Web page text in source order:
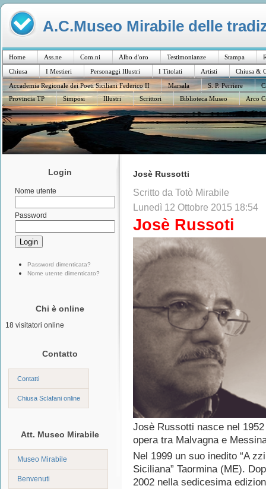
A.C.Museo Mirabile delle
Home Ass.ne Com.ni Albo d'oro Testimonianze Stampa
Chiusa
I Mestieri Personaggi Illustri I Titolati Artisti
Chiusa &
Accademia Regionale dei Poeti Siciliani Federico II
Marsala S. P. Perriere
Provincia TP
Simposi Illustri Scrittori Biblioteca Museo Arco
Login
Nome utente
Password
Password dimenticata?
Nome utente dimenticato?
Chi è online
18 visitatori online
Contatto
Contatti
Chiusa Sclafani online
Att. Museo Mirabile
Museo Mirabile
Benvenuti
Josè Russotti
Scritto da Totò Mirabile
Lunedì 12 Ottobre 2015 18:54
Josè Russoti
Josè Russotti nasce nel
opera tra Malvagna e
Nel 1999 un suo inedito “A
Siciliana” Taormina (ME).
2002 nella sedicesima